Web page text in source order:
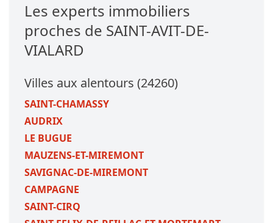
Les experts immobiliers
proches de SAINT-AVIT-DE-
VIALARD
Villes aux alentours (24260)
SAINT-CHAMASSY
AUDRIX
LE BUGUE
MAUZENS-ET-MIREMONT
SAVIGNAC-DE-MIREMONT
CAMPAGNE
SAINT-CIRQ